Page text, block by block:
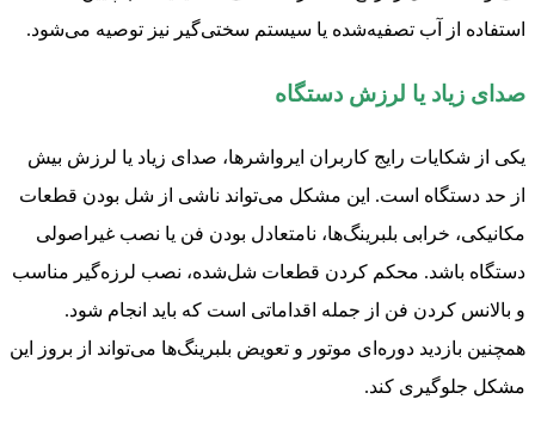
استفاده از آب تصفیه‌شده یا سیستم سختی‌گیر نیز توصیه می‌شود.
صدای زیاد یا لرزش دستگاه
یکی از شکایات رایج کاربران ایرواشرها، صدای زیاد یا لرزش بیش
از حد دستگاه است. این مشکل می‌تواند ناشی از شل بودن قطعات
مکانیکی، خرابی بلبرینگ‌ها، نامتعادل بودن فن یا نصب غیراصولی
دستگاه باشد. محکم کردن قطعات شل‌شده، نصب لرزه‌گیر مناسب
و بالانس کردن فن از جمله اقداماتی است که باید انجام شود.
همچنین بازدید دوره‌ای موتور و تعویض بلبرینگ‌ها می‌تواند از بروز این
مشکل جلوگیری کند.